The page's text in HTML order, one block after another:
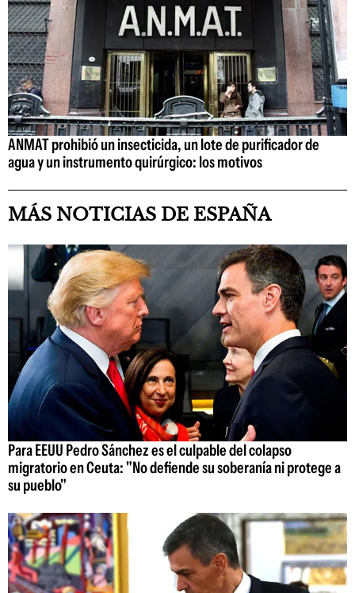
ANMAT prohibió un insecticida, un lote de purificador de
agua y un instrumento quirúrgico: los motivos
MÁS NOTICIAS DE ESPAÑA
Para EEUU Pedro Sánchez es el culpable del colapso
migratorio en Ceuta: "No defiende su soberanía ni protege a
su pueblo"